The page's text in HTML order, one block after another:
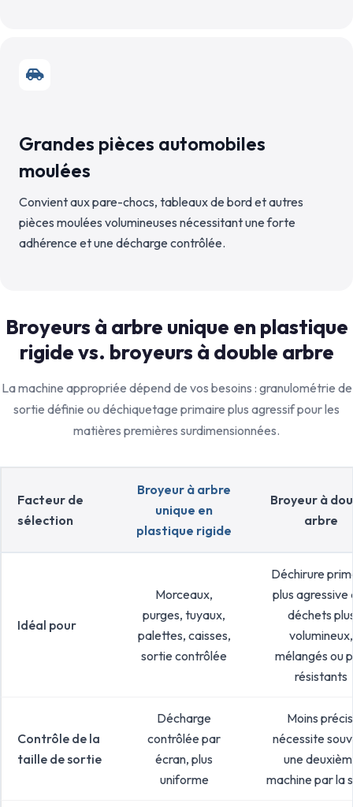
Grandes pièces automobiles
moulées
Convient aux pare-chocs, tableaux de bord et autres
pièces moulées volumineuses nécessitant une forte
adhérence et une décharge contrôlée.
Broyeurs à arbre unique en plastique
rigide vs. broyeurs à double arbre
La machine appropriée dépend de vos besoins : granulométrie de
sortie définie ou déchiquetage primaire plus agressif pour les
matières premières surdimensionnées.
Facteur de
sélection
Broyeur à arbre
unique en
plastique rigide
Broyeur à
arbre
Idéal pour
Morceaux,
purges, tuyaux,
palettes, caisses,
sortie contrôlée
Déchirure
plus agressive
déchets
volumineux,
mélangés ou
résistants
Contrôle de la
taille de sortie
Décharge
contrôlée par
écran, plus
uniforme
Moins
nécessite
une
machine par la